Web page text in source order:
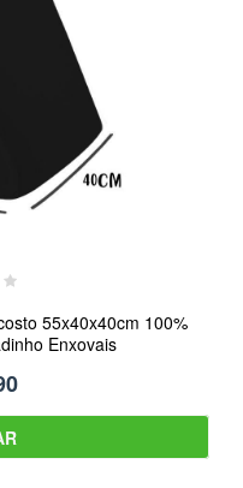
55x40x40cm 100%
Enxovais